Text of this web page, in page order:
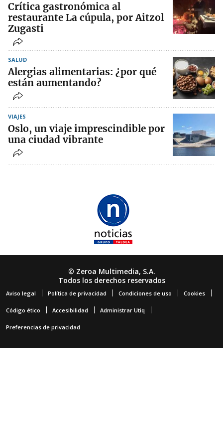
Crítica gastronómica al
restaurante La cúpula, por Aitzol
Zugasti
SALUD
Alergias alimentarias: ¿por qué
están aumentando?
VIAJES
Oslo, un viaje imprescindible por
una ciudad vibrante
© Zeroa Multimedia, S.A.
Todos los derechos reservados
Aviso legal Política de privacidad Condiciones de uso Cookies
Código ético Accesibilidad Administrar Utiq
Preferencias de privacidad